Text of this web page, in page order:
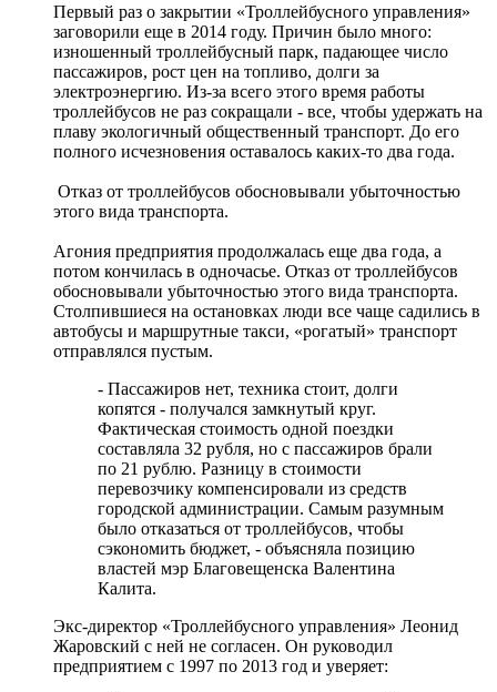
Первый раз о закрытии «Троллейбусного управления»
заговорили еще в 2014 году. Причин было много:
изношенный троллейбусный парк, падающее число
пассажиров, рост цен на топливо, долги за
электроэнергию. Из-за всего этого время работы
троллейбусов не раз сокращали - все, чтобы удержать на
плаву экологичный общественный транспорт. До его
полного исчезновения оставалось каких-то два года.
Отказ от троллейбусов обосновывали убыточностью
этого вида транспорта.
Агония предприятия продолжалась еще два года, а
потом кончилась в одночасье. Отказ от троллейбусов
обосновывали убыточностью этого вида транспорта.
Столпившиеся на остановках люди все чаще садились в
автобусы и маршрутные такси, «рогатый» транспорт
отправлялся пустым.
- Пассажиров нет, техника стоит, долги
копятся - получался замкнутый круг.
Фактическая стоимость одной поездки
составляла 32 рубля, но с пассажиров брали
по 21 рублю. Разницу в стоимости
перевозчику компенсировали из средств
городской администрации. Самым разумным
было отказаться от троллейбусов, чтобы
сэкономить бюджет, - объясняла позицию
властей мэр Благовещенска Валентина
Калита.
Экс-директор «Троллейбусного управления» Леонид
Жаровский с ней не согласен. Он руководил
предприятием с 1997 по 2013 год и уверяет: